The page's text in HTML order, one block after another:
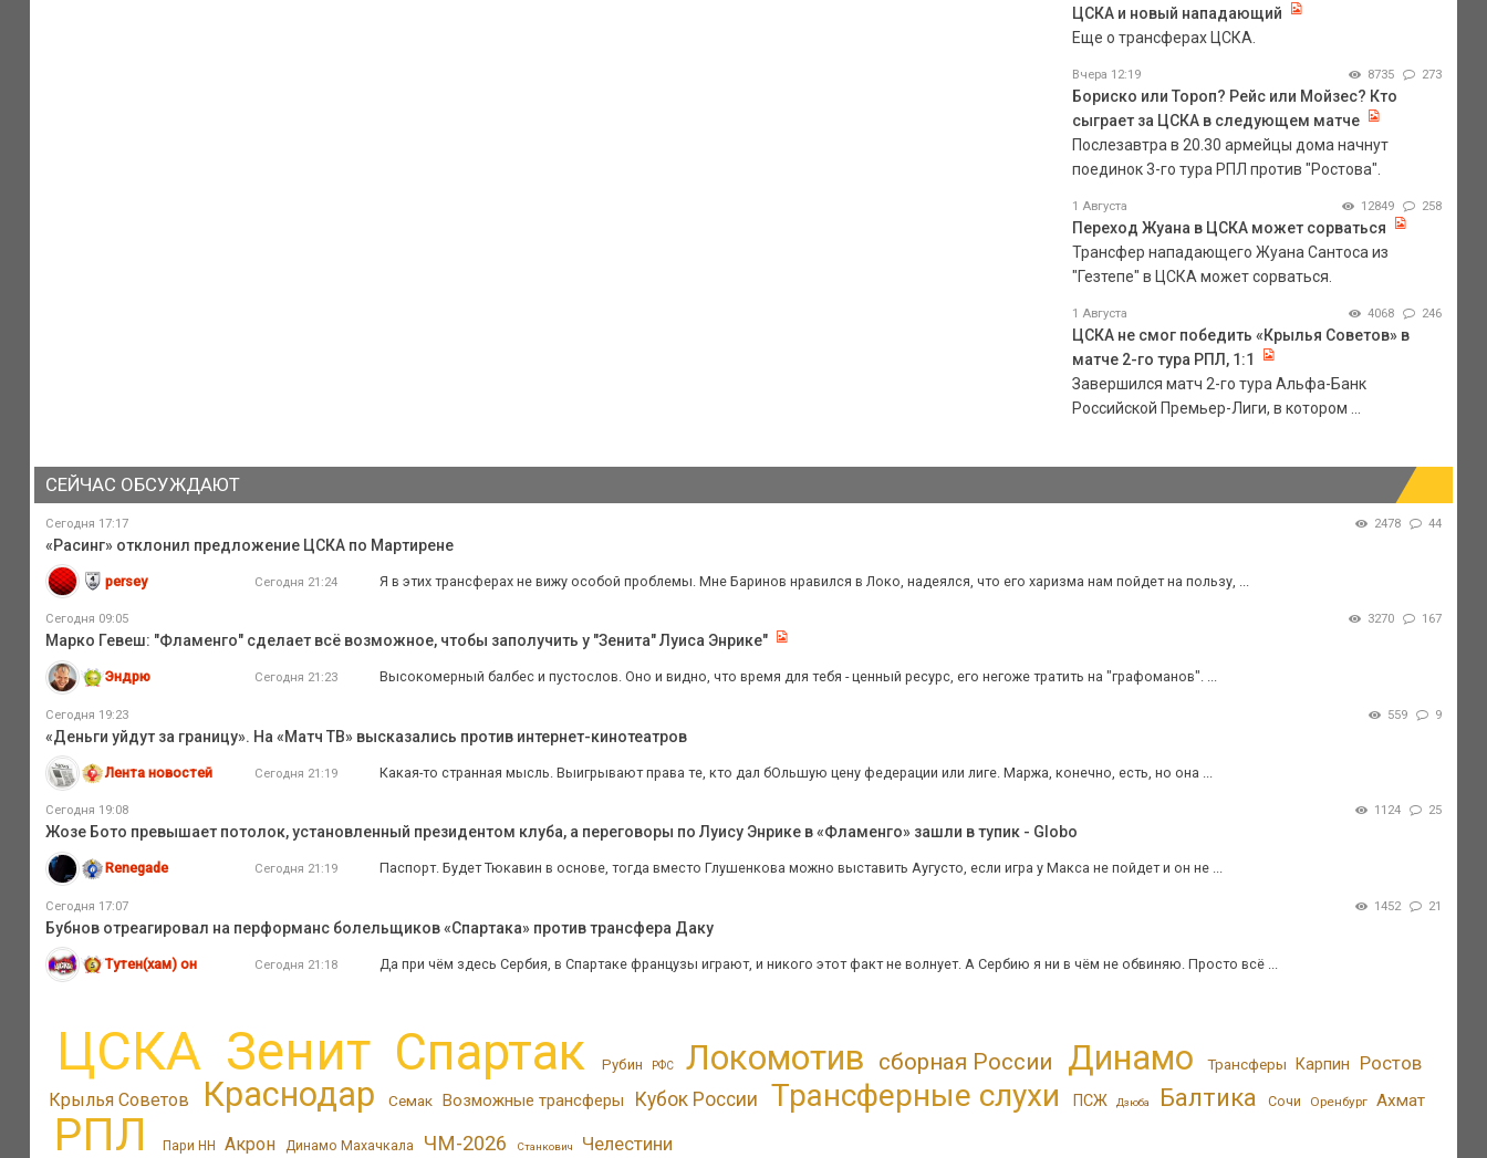
ЦСКА и новый нападающий
Еще о трансферах ЦСКА.
Вчера 12:19 8735 273
Бориско или Тороп? Рейс или Мойзес? Кто
сыграет за ЦСКА в следующем матче
Послезавтра в 20.30 армейцы дома начнут
поединок 3-го тура РПЛ против "Ростова".
1 Августа 12849 258
Переход Жуана в ЦСКА может сорваться
Трансфер нападающего Жуана Сантоса из
"Гезтепе" в ЦСКА может сорваться.
1 Августа 4068 246
ЦСКА не смог победить «Крылья Советов» в
матче 2-го тура РПЛ, 1:1
Завершился матч 2-го тура Альфа-Банк
Российской Премьер-Лиги, в котором ...
СЕЙЧАС ОБСУЖДАЮТ
Сегодня 17:17 2478 44
«Расинг» отклонил предложение ЦСКА по Мартирене
persey Сегодня 21:24 Я в этих трансферах не вижу особой проблемы. Мне Баринов нравился в Локо, надеялся, что его харизма нам пойдет на пользу, ...
Сегодня 09:05 3270 167
Марко Гевеш: "Фламенго" сделает всё возможное, чтобы заполучить у "Зенита" Луиса Энрике"
Эндрю Сегодня 21:23 Высокомерный балбес и пустослов. Оно и видно, что время для тебя - ценный ресурс, его негоже тратить на "графоманов". ...
Сегодня 19:23 559 9
«Деньги уйдут за границу». На «Матч ТВ» высказались против интернет-кинотеатров
Лента новостей Сегодня 21:19 Какая-то странная мысль. Выигрывают права те, кто дал бОльшую цену федерации или лиге. Маржа, конечно, есть, но она ...
Сегодня 19:08 1124 25
Жозе Бото превышает потолок, установленный президентом клуба, а переговоры по Луису Энрике в «Фламенго» зашли в тупик - Globo
Renegade Сегодня 21:19 Паспорт. Будет Тюкавин в основе, тогда вместо Глушенкова можно выставить Аугусто, если игра у Макса не пойдет и он не ...
Сегодня 17:07 1452 21
Бубнов отреагировал на перформанс болельщиков «Спартака» против трансфера Даку
Тутен(хам) он Сегодня 21:18 Да при чём здесь Сербия, в Спартаке французы играют, и никого этот факт не волнует. А Сербию я ни в чём не обвиняю. Просто всё ...
ЦСКА Зенит Спартак Рубин РФС Локомотив сборная России Динамо Трансферы Карпин Ростов
Крылья Советов Краснодар Семак Возможные трансферы Кубок России Трансферные слухи ПСЖ Дзюба Балтика Сочи Оренбург Ахмат
РПЛ Пари НН Акрон Динамо Махачкала ЧМ-2026 Станкович Челестини